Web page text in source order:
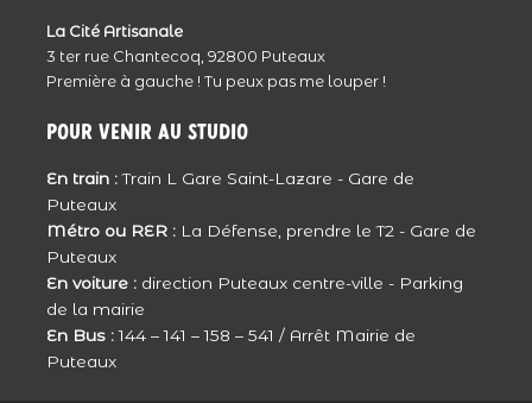
coulent …
Une très jolie famille … De très jolis clichés …
tout d’abord une grande pensée pour toi,
Natacha et ta famille dans ce moment de
vie.
dans ces photos je te reconnais et je vois
d’ou vient ce sourire que j’ai pu voir à
maintes reprises.
La Cité Artisanale
3 ter rue Chantecoq, 92800 Puteaux
Première à gauche ! Tu peux pas me louper !
Pour venir au studio
En train :Train L Gare Saint-Lazare - Gare de
Puteaux
Métro ou RER : La Défense, prendre le T2 - Gare de
Puteaux
En voiture :direction Puteaux centre-ville - Parking
de la mairie
En Bus :144 – 141 – 158 – 541 / Arrêt Mairie de
Puteaux